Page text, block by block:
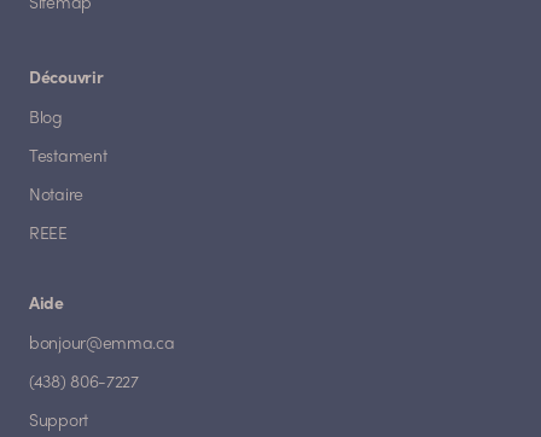
Sitemap
Découvrir
Blog
Testament
Notaire
REEE
Aide
bonjour@emma.ca
(438) 806-7227
Support